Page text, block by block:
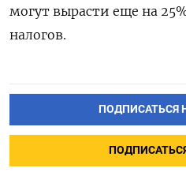
могут вырасти еще на
налогов.
ПОДПИСАТЬСЯ
ПОДПИСАТЬСЯ